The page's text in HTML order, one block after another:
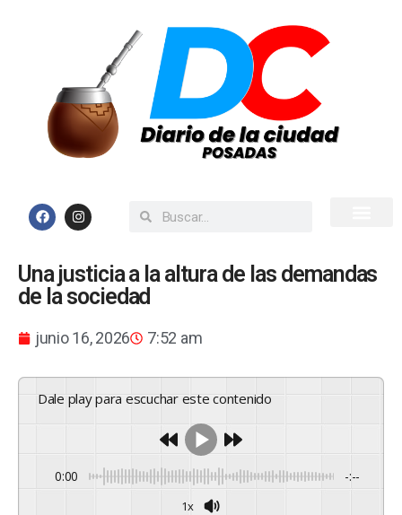
Una justicia a la altura de las demandas
de la sociedad
junio 16, 2026 7:52 am
Dale play para escuchar este contenido
0:00 -:--
1x